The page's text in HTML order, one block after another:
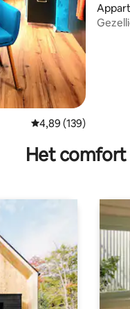
Gemiddelde
4,89 (139)
Het comfort